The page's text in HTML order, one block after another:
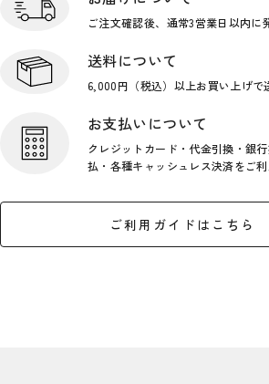
ご注文確認後、通常3営業日以内に
送料について
6,000円（税込）以上お買い上げで
お支払いについて
クレジットカード・代金引換・銀行
払・各種キャッシュレス決済をご
ご利用ガイドはこちら